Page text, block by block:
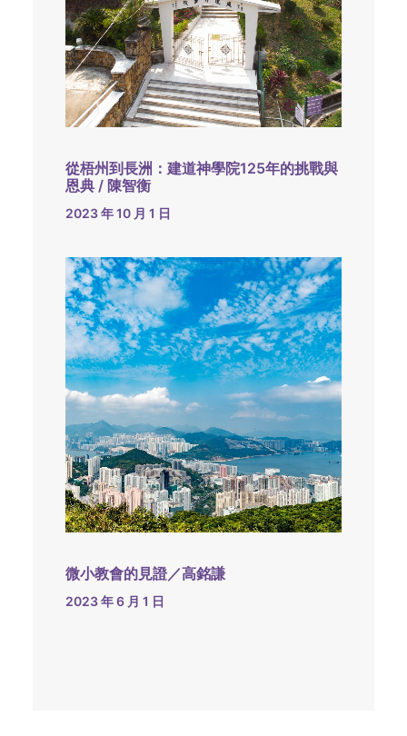
從梧州到長洲：建道神學院125年的挑戰與
恩典 / 陳智衡
2023 年 10 月 1 日
微小教會的見證／高銘謙
2023 年 6 月 1 日